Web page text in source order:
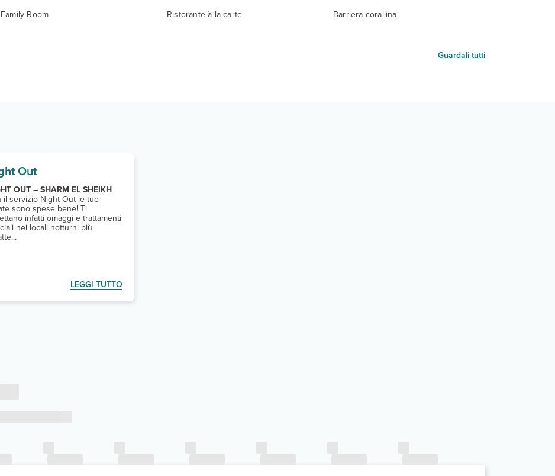
Family Room
Ristorante à la carte
Barriera corallina
Guardali tutti
Out
OUT – SHARM EL SHEIKH
il servizio Night Out le tue
sono spese bene! Ti
infatti omaggi e trattamenti
nei locali notturni più
LEGGI TUTTO